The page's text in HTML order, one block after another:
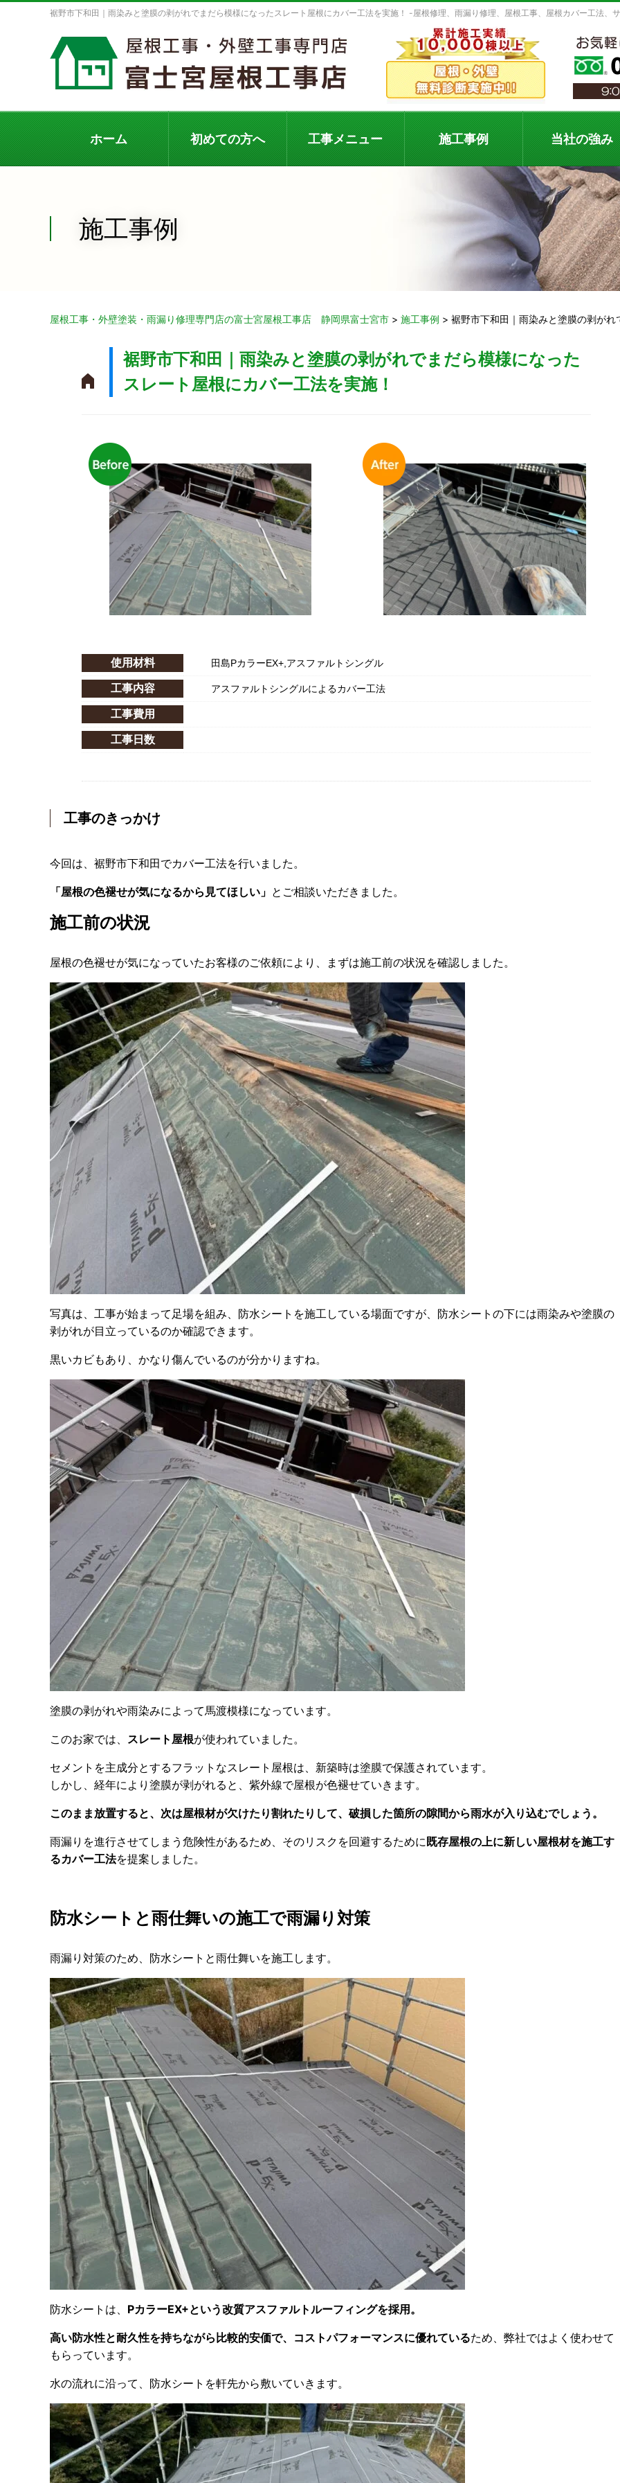
裾野市下和田｜雨染みと塗膜の剥がれでまだら模様になったスレート屋根にカバー工法を実施！ -屋根修理、雨漏り修理、屋根工事、屋根カバー工法
ホーム 初めての方へ 工事メニュー 施工事例 当社の強み
施工事例
屋根工事・外壁塗装・雨漏り修理専門店の富士宮屋根工事店 静岡県富士宮市 > 施工事例 > 裾野市下和田｜雨染みと塗膜の剥が
裾野市下和田｜雨染みと塗膜の剥がれでまだら模様になった
スレート屋根にカバー工法を実施！
使用材料 田島PカラーEX+,アスファルトシングル
工事内容 アスファルトシングルによるカバー工法
工事費用
工事日数
工事のきっかけ
今回は、裾野市下和田でカバー工法を行いました。
「屋根の色褪せが気になるから見てほしい」 とご相談いただきました。
施工前の状況
屋根の色褪せが気になっていたお客様のご依頼により、まずは施工前の状況を確認しました。
写真は、工事が始まって足場を組み、防水シートを施工している場面ですが、防水シートの下には雨染みや塗膜の
剥がれが目立っているのか確認できます。
黒いカビもあり、かなり傷んでいるのが分かりますね。
塗膜の剥がれや雨染みによって馬渡模様になっています。
このお家では、 スレート屋根が使われていました。
セメントを主成分とするフラットなスレート屋根は、新築時は塗膜で保護されています。
しかし、経年により塗膜が剥がれると、紫外線で屋根が色褪せていきます。
このまま放置すると、次は屋根材が欠けたり割れたりして、破損した箇所の隙間から雨水が入り込むでしょう。
雨漏りを進行させてしまう危険性があるため、そのリスクを回避するために既存屋根の上に新しい屋根材を施工す
るカバー工法を提案しました。
防水シートと雨仕舞いの施工で雨漏り対策
雨漏り対策のため、防水シートと雨仕舞いを施工します。
防水シートは、 PカラーEX+という改質アスファルトルーフィングを採用。
高い防水性と耐久性を持ちながら比較的安価で、コストパフォーマンスに優れているため、弊社ではよく使わせて
もらっています。
水の流れに沿って、防水シートを軒先から敷いていきます。